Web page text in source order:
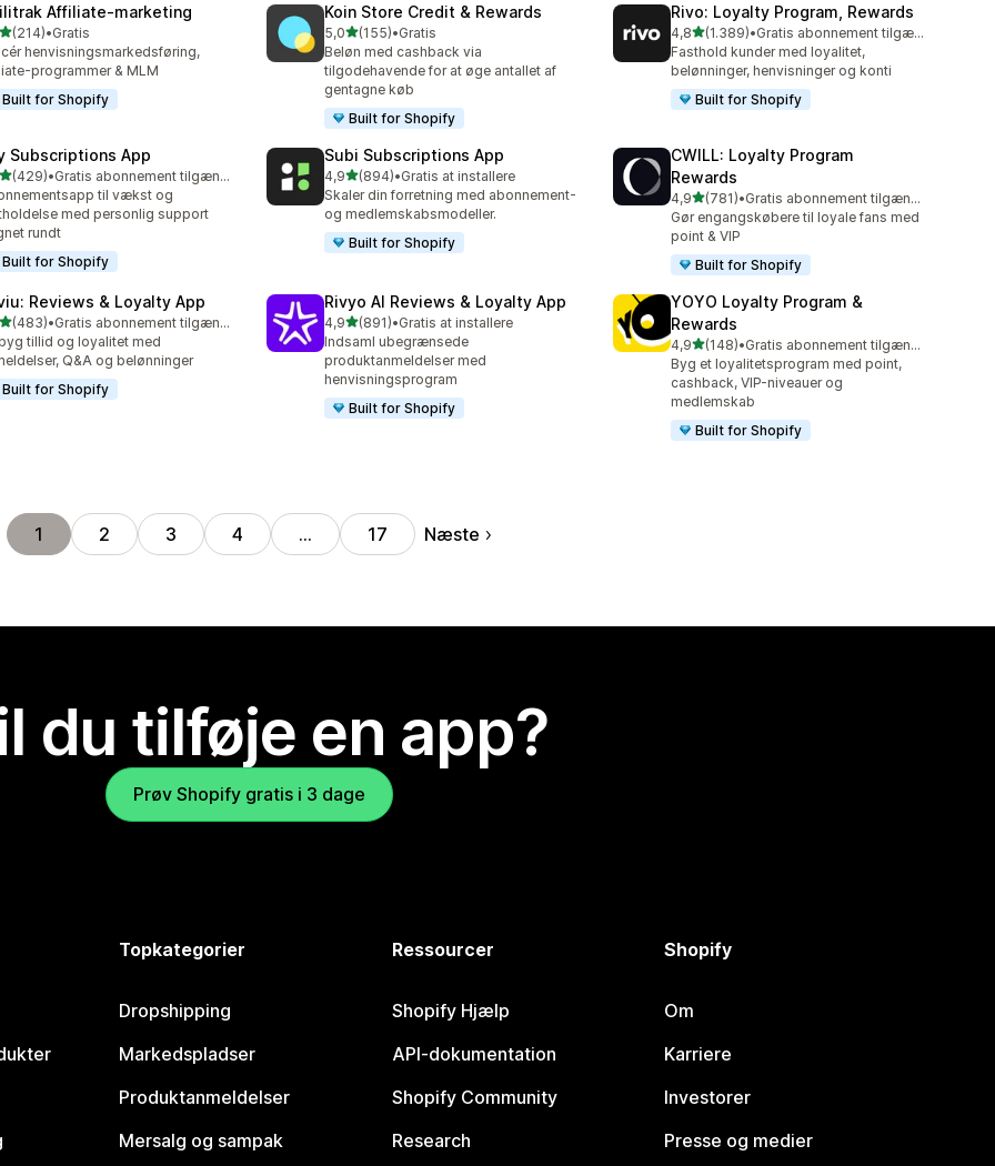
Affiliate‑marketing
af 5 stjerner
(214) i alt
•Gratis
henvisningsmarkedsføring,
programmer & MLM
Built for Shopify
Koin Store Credit & Rewards
5,0ud af 5 stjerner
(155)
155 anmeldelser i alt
•Gratis
Beløn med cashback via
tilgodehavende for at øge antallet af
gentagne køb
Built for Shopify
Rivo: Loyalty Program, Rewards
4,8ud af 5 stjerner
(1.389)
1389 anmeldelser i alt
•
Gratis abonnement tilgængeligt
Fasthold kunder med loyalitet,
belønninger, henvisninger og konti
Built for Shopify
Subscriptions App
af 5 stjerner
(429)
anmeldelser i alt
•
Gratis abonnement tilgængeligt
til vækst og
med personlig support
rundt
Built for Shopify
Subi Subscriptions App
4,9ud af 5 stjerner
(894)
894 anmeldelser i alt
•Gratis at installere
Skaler din forretning med abonnement-
og medlemskabsmodeller.
Built for Shopify
CWILL: Loyalty Program
Rewards
4,9ud af 5 stjerner
(781)
781 anmeldelser i alt
•
Gratis abonnement tilgængeligt
Gør engangskøbere til loyale fans med
point & VIP
Built for Shopify
Reviews & Loyalty App
af 5 stjerner
(483)
anmeldelser i alt
•
Gratis abonnement tilgængeligt
tillid og loyalitet med
Q&A og belønninger
Built for Shopify
Rivyo AI Reviews & Loyalty App
4,9ud af 5 stjerner
(891)
891 anmeldelser i alt
•Gratis at installere
Indsaml ubegrænsede
produktanmeldelser med
henvisningsprogram
Built for Shopify
YOYO Loyalty Program &
Rewards
4,9ud af 5 stjerner
(148)
148 anmeldelser i alt
•
Gratis abonnement tilgængeligt
Byg et loyalitetsprogram med point,
cashback, VIP-niveauer og
medlemskab
Built for Shopify
1 2 3 4 … 17 Næste
du tilføje en app?
Prøv Shopify gratis i 3 dage
Topkategorier
Dropshipping
Markedspladser
Produktanmeldelser
Mersalg og sampak
Ressourcer
Shopify Hjælp
API-dokumentation
Shopify Community
Research
Shopify
Om
Karriere
Investorer
Presse og medier